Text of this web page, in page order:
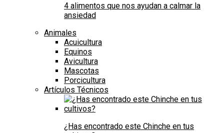
4 alimentos que nos ayudan a calmar la
ansiedad
Animales
Acuicultura
Equinos
Avicultura
Mascotas
Porcicultura
Artículos Técnicos
¿Has encontrado este Chinche en tus